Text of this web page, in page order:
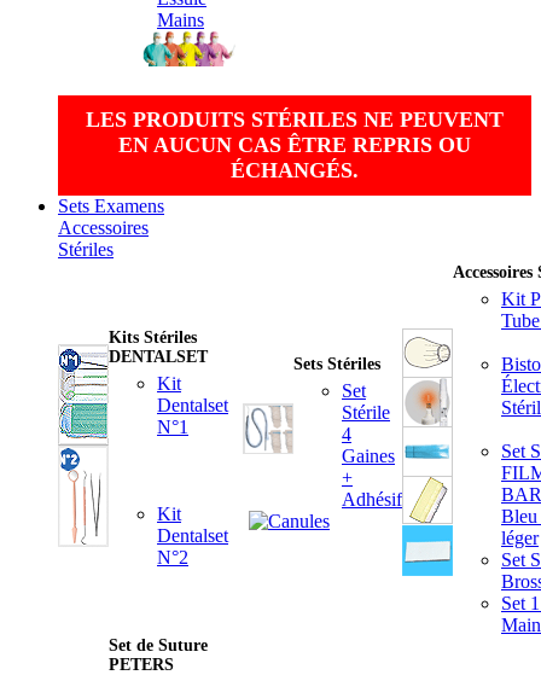
Mains
LES PRODUITS STÉRILES NE PEUVENT
EN AUCUN CAS ÊTRE REPRIS OU
ÉCHANGÉS.
Sets Examens
Accessoires
Stériles
Kits Stériles
DENTALSET
Kit
Dentalset
N°1
Kit
Dentalset
N°2
Sets Stériles
Set
Stérile
4
Gaines
+
Adhésif
Accessoires
Kit
Set
Bleu
léger
Set
Set
Set de Suture
PETERS